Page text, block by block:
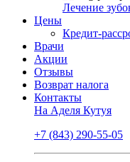
Лечение
Цены
Кредит-
Врачи
Акции
Отзывы
Возврат налога
Контакты
На Аделя Кутуя
+7 (843) 290-55-05